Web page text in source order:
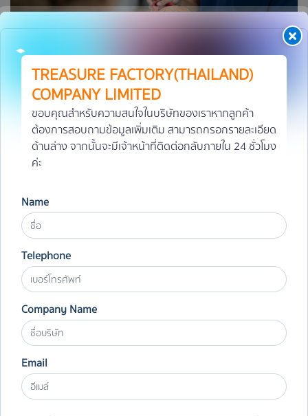
นำสิ่งของที่ไม่ใช้งานแล้วมาที่ร้านของเรา เรารับซื้อสินค้าหลาย
ประเภท เช่น เฟอร์นิเจอร์ เครื่องใช้ในบ้าน และอีกมากมาย
TREASURE FACTORY(THAILAND)
COMPANY LIMITED
ขอบคุณสำหรับความสนใจในบริษัทของเราหากลูกค้า
ต้องการสอบถามข้อมูลเพิ่มเติม สามารถกรอกรายละเอียด
ด้านล่าง จากนั้นจะมีเจ้าหน้าที่ติดต่อกลับภายใน 24 ชั่วโมง
ค่ะ
Name
Telephone
Company Name
Email